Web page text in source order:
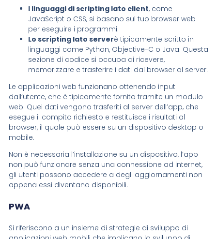
I linguaggi di scripting lato client, come
JavaScript o CSS, si basano sul tuo browser web
per eseguire i programmi.
Lo scripting lato serverè tipicamente scritto in
linguaggi come Python, Objective-C o Java. Questa
sezione di codice si occupa di ricevere,
memorizzare e trasferire i dati dal browser al server.
Le applicazioni web funzionano ottenendo input
dall’utente, che è tipicamente fornito tramite un modulo
web. Quei dati vengono trasferiti al server dell’app, che
esegue il compito richiesto e restituisce i risultati al
browser, il quale può essere su un dispositivo desktop o
mobile.
Non è necessaria l’installazione su un dispositivo, l’app
non può funzionare senza una connessione ad internet,
gli utenti possono accedere a degli aggiornamenti non
appena essi diventano disponibili.
PWA
Si riferiscono a un insieme di strategie di sviluppo di